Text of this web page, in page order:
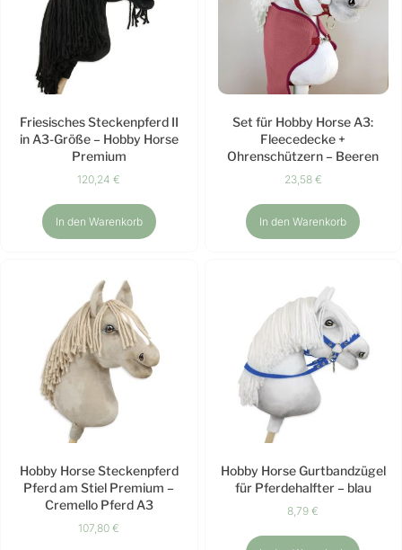
Friesisches Steckenpferd II
in A3-Größe – Hobby Horse
Premium
120,24€
In den Warenkorb
Set für Hobby Horse A3:
Fleecedecke +
Ohrenschützern – Beeren
23,58 €
In den Warenkorb
Hobby Horse Steckenpferd
Pferd am Stiel Premium –
Cremello Pferd A3
107,80€
Hobby Horse Gurtbandzügel
für Pferdehalfter – blau
8,79€